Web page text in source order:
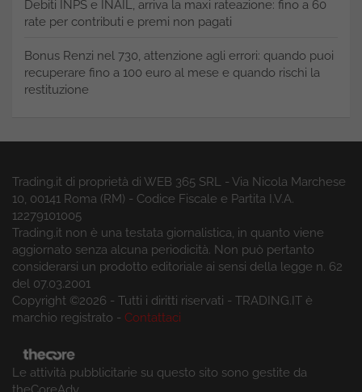
Debiti INPS e INAIL, arriva la maxi rateazione: fino a 60
rate per contributi e premi non pagati
Bonus Renzi nel 730, attenzione agli errori: quando puoi
recuperare fino a 100 euro al mese e quando rischi la
restituzione
Trading.it di proprietà di WEB 365 SRL - Via Nicola Marchese
10, 00141 Roma (RM) - Codice Fiscale e Partita I.V.A.
12279101005
Trading.it non è una testata giornalistica, in quanto viene
aggiornato senza alcuna periodicità. Non può pertanto
considerarsi un prodotto editoriale ai sensi della legge n. 62
del 07.03.2001
Copyright ©2026 - Tutti i diritti riservati - TRADING.IT è
marchio registrato - Contattaci
Le attività pubblicitarie su questo sito sono gestite da